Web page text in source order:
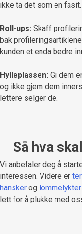
ikke ta det som en fasit.
Roll-ups: Skaff
bak
kunden et enda bedre
Hylleplassen: Gi dem
og ikke gjem dem
lettere selger de.
Så hva
Vi anbefaler deg å
interessen. Videre er
hansker og lommelykter
lett for å plukke med